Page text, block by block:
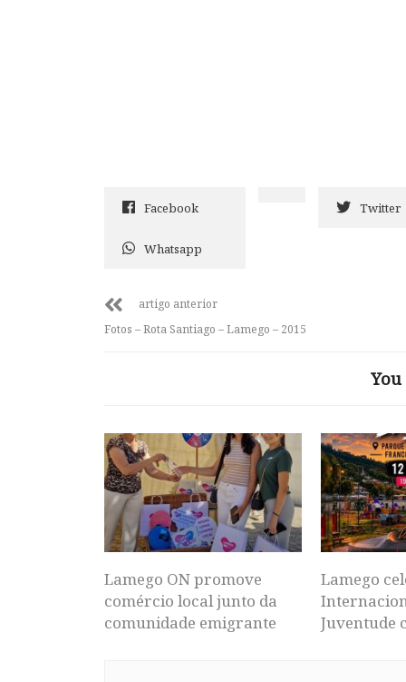
Facebook Twitter
Whatsapp
artigo anterior
Fotos – Rota Santiago – Lamego – 2015
Lamego ON promove
comércio local junto da
comunidade emigrante
Lamego
Juventude